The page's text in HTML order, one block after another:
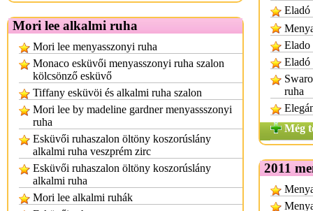
Mori lee alkalmi ruha
Mori lee menyasszonyi ruha
Monaco esküvői menyasszonyi ruha szalon
kölcsönző esküvő
Tiffany esküvöi és alkalmi ruha szalon
Mori lee by madeline gardner menyassszonyi
ruha
Esküvői ruhaszalon öltöny koszorúslány
alkalmi ruha veszprém zirc
Esküvői ruhaszalon öltöny koszorúslány
alkalmi ruha
Mori lee alkalmi ruhák
Eladó
Elado
Eladó
ruha
Még
2011